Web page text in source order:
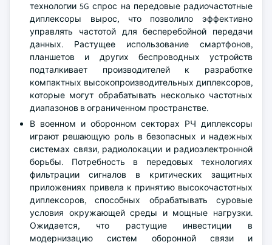
технологии 5G спрос на передовые радиочастотные
диплексоры вырос, что позволило эффективно
управлять частотой для бесперебойной передачи
данных. Растущее использование смартфонов,
планшетов и других беспроводных устройств
подталкивает производителей к разработке
компактных высокопроизводительных диплексоров,
которые могут обрабатывать несколько частотных
диапазонов в ограниченном пространстве.
В военном и оборонном секторах РЧ диплексоры
играют решающую роль в безопасных и надежных
системах связи, радиолокации и радиоэлектронной
борьбы. Потребность в передовых технологиях
фильтрации сигналов в критических защитных
приложениях привела к принятию высокочастотных
диплексоров, способных обрабатывать суровые
условия окружающей среды и мощные нагрузки.
Ожидается, что растущие инвестиции в
модернизацию систем оборонной связи и